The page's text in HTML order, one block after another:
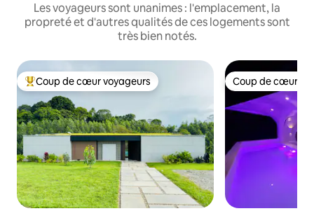
Les voyageurs sont unanimes : l'emplacement, la
propreté et d'autres qualités de ces logements sont
très bien notés.
Coup de cœur voyageurs parmi les plus aimés
Coup de cœur voyageurs Coup de cœur
Coup de cœur